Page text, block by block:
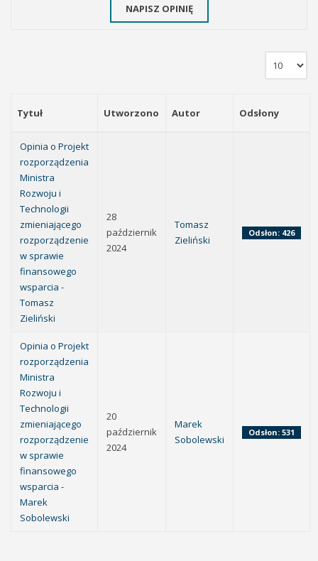
NAPISZ OPINIĘ
Tytuł Utworzono Autor Odsłony
Opinia o Projekt
rozporządzenia
Ministra
Rozwoju i
Technologii
zmieniającego
rozporządzenie
w sprawie
finansowego
wsparcia -
Tomasz
Zieliński
28
październik
2024
Tomasz
Zieliński
Odsłon: 426
Opinia o Projekt
rozporządzenia
Ministra
Rozwoju i
Technologii
zmieniającego
rozporządzenie
w sprawie
finansowego
wsparcia -
Marek
Sobolewski
20
październik
2024
Marek
Sobolewski
Odsłon: 531